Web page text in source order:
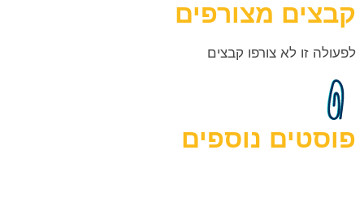
קבצים מצורפים
לפעולה זו לא צורפו קבצים
פוסטים נוספים